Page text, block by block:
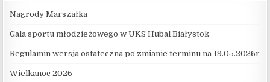
Nagrody Marszałka
Gala sportu młodzieżowego w UKS Hubal Białystok
Regulamin wersja ostateczna po zmianie terminu na 19.05.2026r
Wielkanoc 2026